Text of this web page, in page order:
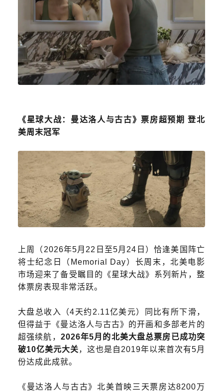
《星球大战：曼达洛人与古古》票房超预期 登北
美周末冠军
上周（2026年5月22日至5月24日）恰逢美国阵亡
将士纪念日（Memorial Day）长周末，北美电影
市场迎来了备受瞩目的《星球大战》系列新片，整
体票房表现非常活跃。
大盘总收入（4天约2.11亿美元）同比有所下滑，
但得益于《曼达洛人与古古》的开画和多部老片的
超强续航， 2026年5月的北美大盘总票房已成功突
破10亿美元大关，这也是自2019年以来首次有5月
份达成此成就。
《曼达洛人与古古》北美首映三天票房达8200万